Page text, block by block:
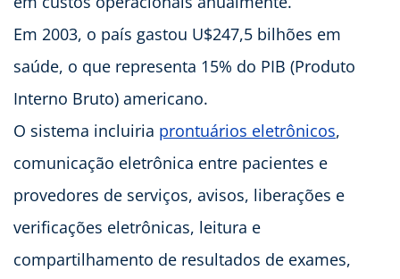
Em 2003, o país gastou U$247,5 bilhões em
saúde, o que representa 15% do PIB (Produto
Interno Bruto) americano.
O sistema incluiria prontuários eletrônicos,
comunicação eletrônica entre pacientes e
provedores de serviços, avisos, liberações e
verificações eletrônicas, leitura e
compartilhamento de resultados de exames,